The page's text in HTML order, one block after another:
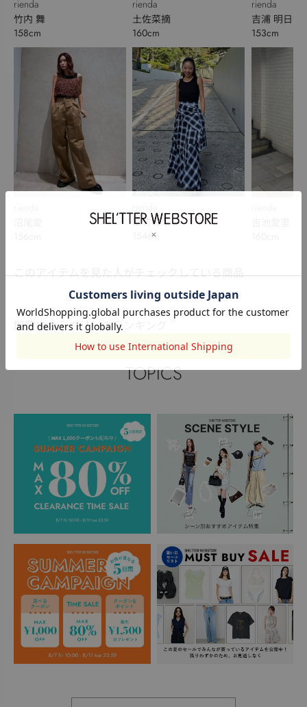
rienda
竹内 舞
158cm
rienda
土佐菜摘
160cm
植竹玲菜
154cm
rienda
吉浦 明日香
153cm
このアイテムを見た人がチェックしている商品
閲覧中カテゴリーのランキング
TOPICS